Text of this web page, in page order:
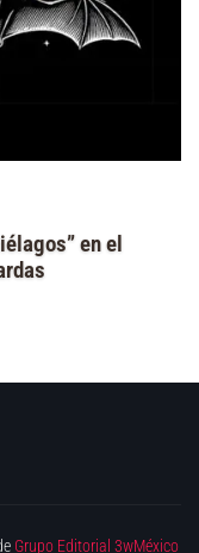
en el
Grupo Editorial 3wMéxico